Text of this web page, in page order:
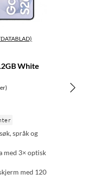
White
språk og
med 3× optisk
med 120